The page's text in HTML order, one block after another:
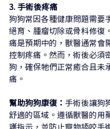
3. 手術後疼痛
狗狗常因各種健康問題需要
絕育、腫瘤切除或骨科修復
痛是預期中的，獸醫通常會
控制疼痛。然而，術後必須
狗，確保牠們正常癒合且未
痛。
幫助狗狗康復： 手術後讓狗
舒適的區域。遵循獸醫的用
護指示，並防止寵物舔咬手